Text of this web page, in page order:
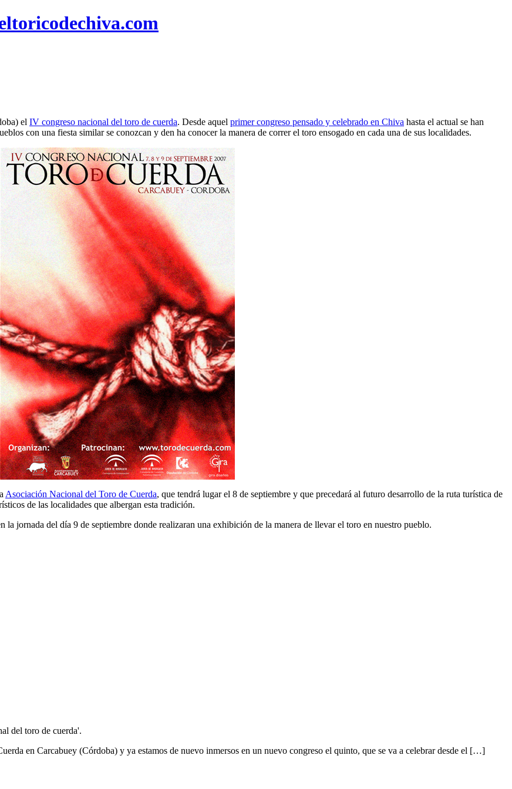
el IV congreso nacional del toro de cuerda. Desde aquel primer congreso pensado y celebrado en Chiva hasta el actual se han
con una fiesta similar se conozcan y den ha conocer la manera de correr el toro ensogado en cada una de sus localidades.
Asociación Nacional del Toro de Cuerda, que tendrá lugar el 8 de septiembre y que precedará al futuro desarrollo de la ruta turística de
de las localidades que albergan esta tradición.
jornada del día 9 de septiembre donde realizaran una exhibición de la manera de llevar el toro en nuestro pueblo.
del toro de cuerda'.
en Carcabuey (Córdoba) y ya estamos de nuevo inmersos en un nuevo congreso el quinto, que se va a celebrar desde el […]